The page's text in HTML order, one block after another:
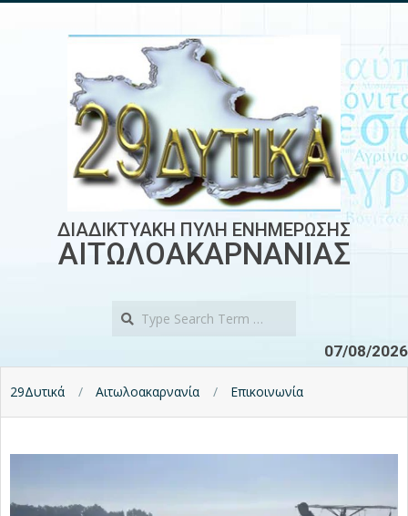
ΔΙΑΔΙΚΤΥΑΚΗ ΠΥΛΗ ΕΝΗΜΕΡΩΣΗΣ
ΑΙΤΩΛΟΑΚΑΡΝΑΝΙΑΣ
07/08/2026
29Δυτικά Αιτωλοακαρνανία Επικοινωνία